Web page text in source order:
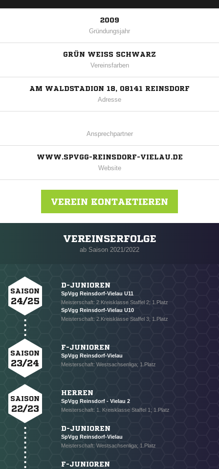
2009
Gründungsjahr
GRÜN WEISS SCHWARZ
Vereinsfarben
AM WALDSTADION 18, 08141 REINSDORF
Adresse
Ansprechpartner
WWW.SPVGG-REINSDORF-VIELAU.DE
Website
VEREIN KONTAKTIEREN
Nachricht an Spvgg.Reinsdorf-Vielau
VEREINSERFOLGE
ab Saison 2021/2022
SAISON
24/25
D-JUNIOREN
SpVgg Reinsdorf-Vielau U11
Meisterschaft: 2.Kreisklasse Staffel 2; 1.Platz
SpVgg Reinsdorf-Vielau U10
Meisterschaft: 2.Kreisklasse Staffel 3; 1.Platz
SAISON
23/24
F-JUNIOREN
SpVgg Reinsdorf-Vielau
Meisterschaft: Westsachsenliga; 1.Platz
SAISON
22/23
HERREN
SpVgg Reinsdorf - Vielau 2
Meisterschaft: 1. Kreisklasse Staffel 1; 1.Platz
D-JUNIOREN
SpVgg Reinsdorf-Vielau
Meisterschaft: Westsachsenliga; 1.Platz
F-JUNIOREN